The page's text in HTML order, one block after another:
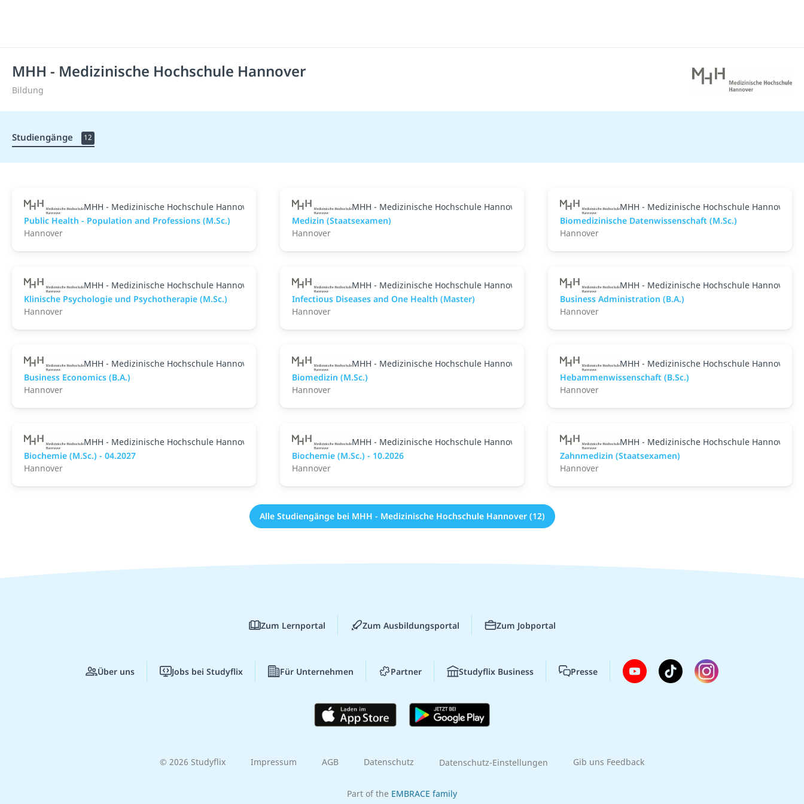
MHH - Medizinische Hochschule Hannover
Bildung
Studiengänge 12
MHH - Medizinische Hochschule Hannover
Public Health - Population and Professions (M.Sc.)
Hannover
MHH - Medizinische Hochschule Hannover
Medizin (Staatsexamen)
Hannover
MHH - Medizinische Hochschule Hannover
Biomedizinische Datenwissenschaft (M.Sc.)
Hannover
MHH - Medizinische Hochschule Hannover
Klinische Psychologie und Psychotherapie (M.Sc.)
Hannover
MHH - Medizinische Hochschule Hannover
Infectious Diseases and One Health (Master)
Hannover
MHH - Medizinische Hochschule Hannover
Business Administration (B.A.)
Hannover
MHH - Medizinische Hochschule Hannover
Business Economics (B.A.)
Hannover
MHH - Medizinische Hochschule Hannover
Biomedizin (M.Sc.)
Hannover
MHH - Medizinische Hochschule Hannover
Hebammenwissenschaft (B.Sc.)
Hannover
MHH - Medizinische Hochschule Hannover
Biochemie (M.Sc.) - 04.2027
Hannover
MHH - Medizinische Hochschule Hannover
Biochemie (M.Sc.) - 10.2026
Hannover
MHH - Medizinische Hochschule Hannover
Zahnmedizin (Staatsexamen)
Hannover
Alle Studiengänge bei MHH - Medizinische Hochschule Hannover (12)
Zum Lernportal Zum Ausbildungsportal Zum Jobportal
Über uns Jobs bei Studyflix Für Unternehmen Partner Studyflix Business Presse
© 2026 Studyflix Impressum AGB Datenschutz Datenschutz-Einstellungen Gib uns Feedback
Part of the EMBRACE family